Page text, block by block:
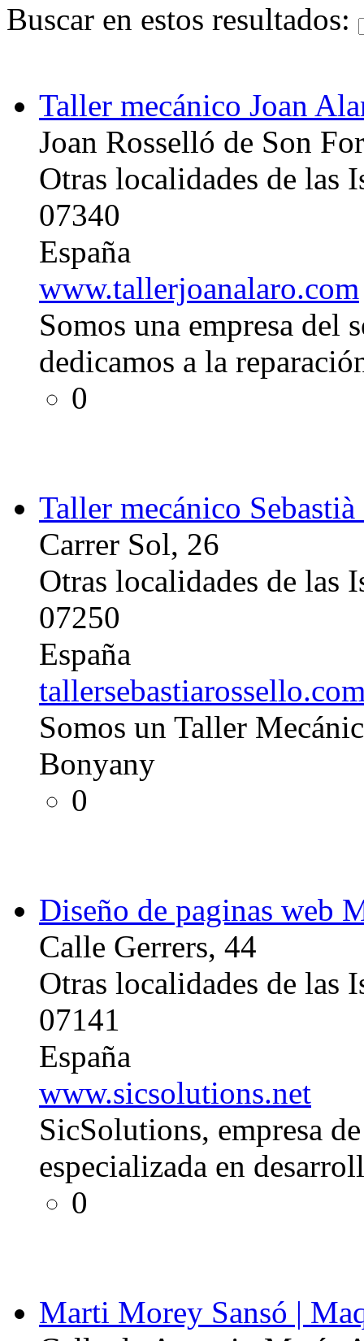
Buscar en estos resultados:
Taller mecánico Joan
Joan Rosselló de Son
Otras localidades de las
07340
España
www.tallerjoanalaro.com
Somos una empresa del
dedicamos a la
0
Taller mecánico
Carrer Sol, 26
Otras localidades de las
07250
España
Somos un Taller
Bonyany
0
Diseño de paginas web
Calle Gerrers, 44
Otras localidades de las
07141
España
www.sicsolutions.net
SicSolutions, empresa
especializada en
0
Marti Morey Sansó |